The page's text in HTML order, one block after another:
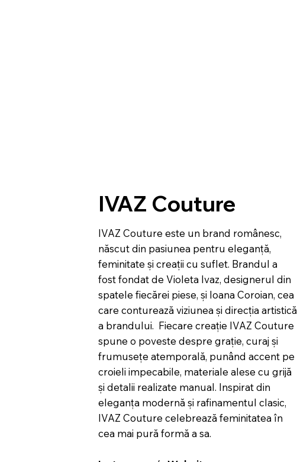
IVAZ Couture
IVAZ Couture este un brand românesc,
născut din pasiunea pentru eleganță,
feminitate și creații cu suflet. Brandul a
fost fondat de Violeta Ivaz, designerul din
spatele fiecărei piese, și Ioana Coroian, cea
care conturează viziunea și direcția artistică
a brandului. Fiecare creație IVAZ Couture
spune o poveste despre grație, curaj și
frumusețe atemporală, punând accent pe
croieli impecabile, materiale alese cu grijă
și detalii realizate manual. Inspirat din
eleganța modernă și rafinamentul clasic,
IVAZ Couture celebrează feminitatea în
cea mai pură formă a sa.